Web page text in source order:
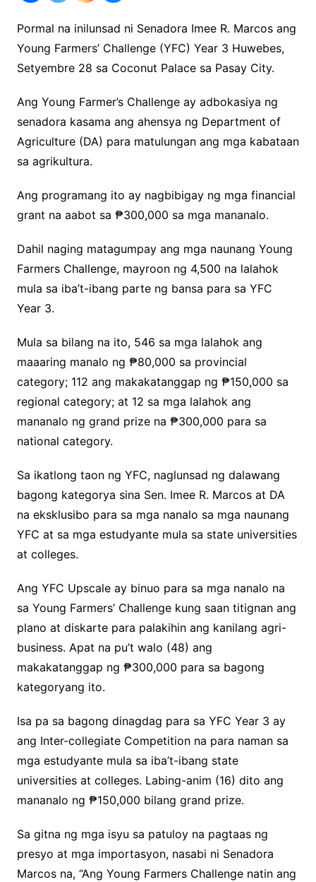
Pormal na inilunsad ni Senadora Imee R. Marcos ang
Young Farmers’ Challenge (YFC) Year 3 Huwebes,
Setyembre 28 sa Coconut Palace sa Pasay City.
Ang Young Farmer’s Challenge ay adbokasiya ng
senadora kasama ang ahensya ng Department of
Agriculture (DA) para matulungan ang mga kabataan
sa agrikultura.
Ang programang ito ay nagbibigay ng mga financial
grant na aabot sa ₱300,000 sa mga mananalo.
Dahil naging matagumpay ang mga naunang Young
Farmers Challenge, mayroon ng 4,500 na lalahok
mula sa iba’t-ibang parte ng bansa para sa YFC
Year 3.
Mula sa bilang na ito, 546 sa mga lalahok ang
maaaring manalo ng ₱80,000 sa provincial
category; 112 ang makakatanggap ng ₱150,000 sa
regional category; at 12 sa mga lalahok ang
mananalo ng grand prize na ₱300,000 para sa
national category.
Sa ikatlong taon ng YFC, naglunsad ng dalawang
bagong kategorya sina Sen. Imee R. Marcos at DA
na eksklusibo para sa mga nanalo sa mga naunang
YFC at sa mga estudyante mula sa state universities
at colleges.
Ang YFC Upscale ay binuo para sa mga nanalo na
sa Young Farmers’ Challenge kung saan titignan ang
plano at diskarte para palakihin ang kanilang agri-
business. Apat na pu’t walo (48) ang
makakatanggap ng ₱300,000 para sa bagong
kategoryang ito.
Isa pa sa bagong dinagdag para sa YFC Year 3 ay
ang Inter-collegiate Competition na para naman sa
mga estudyante mula sa iba’t-ibang state
universities at colleges. Labing-anim (16) dito ang
mananalo ng ₱150,000 bilang grand prize.
Sa gitna ng mga isyu sa patuloy na pagtaas ng
presyo at mga importasyon, nasabi ni Senadora
Marcos na, “Ang Young Farmers Challenge natin ang